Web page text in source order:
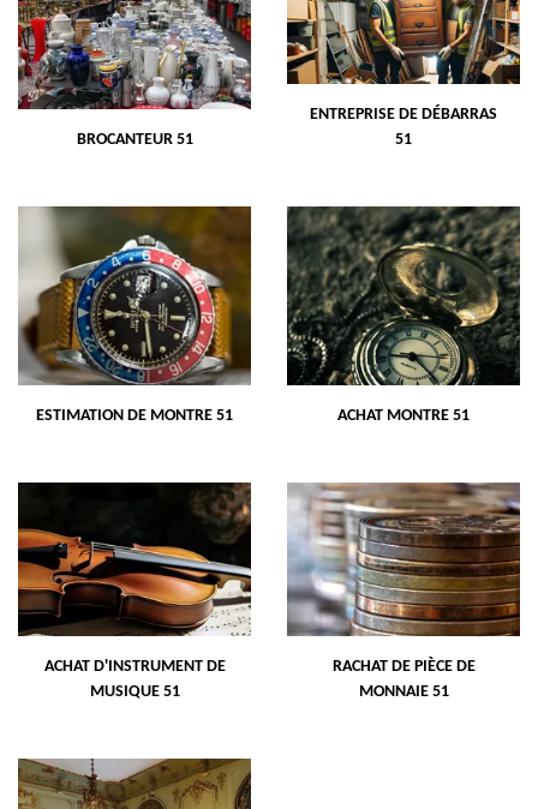
BROCANTEUR 51
ENTREPRISE DE DÉBARRAS
51
ESTIMATION DE MONTRE 51 ACHAT MONTRE 51
ACHAT D'INSTRUMENT DE
MUSIQUE 51
RACHAT DE PIÈCE DE
MONNAIE 51